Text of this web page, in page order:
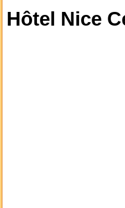
Hôtel Nice